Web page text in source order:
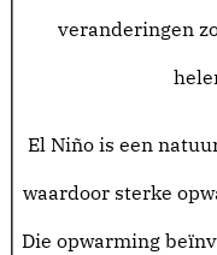
veranderingen
El Niñois een
waardoor sterke
Die opwarming